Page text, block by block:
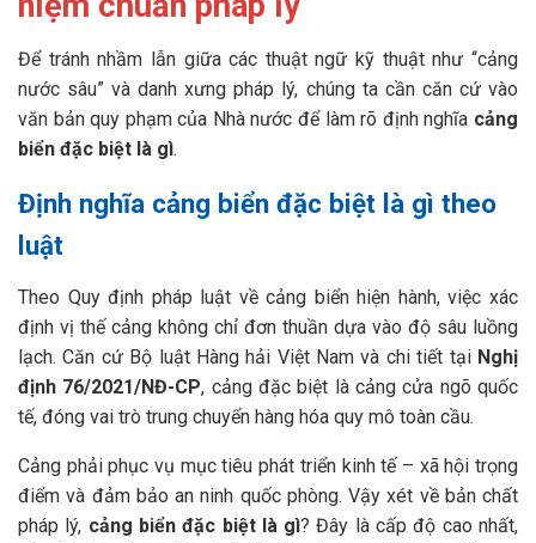
Để tránh nhầm lẫn giữa các thuật ngữ kỹ thuật như “cảng
nước sâu” và danh xưng pháp lý, chúng ta cần căn cứ vào
văn bản quy phạm của Nhà nước để làm rõ định nghĩa cảng
biển đặc biệt là gì.
Định nghĩa cảng biển đặc biệt là gì theo
luật
Theo Quy định pháp luật về cảng biển hiện hành, việc xác
định vị thế cảng không chỉ đơn thuần dựa vào độ sâu luồng
lạch. Căn cứ Bộ luật Hàng hải Việt Nam và chi tiết tại Nghị
định 76/2021/NĐ-CP, cảng đặc biệt là cảng cửa ngõ quốc
tế, đóng vai trò trung chuyển hàng hóa quy mô toàn cầu.
Cảng phải phục vụ mục tiêu phát triển kinh tế – xã hội trọng
điểm và đảm bảo an ninh quốc phòng. Vậy xét về bản chất
pháp lý, cảng biển đặc biệt là gì? Đây là cấp độ cao nhất,